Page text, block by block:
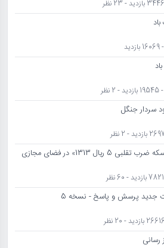
سردار جنگل
هشدار؛ مراقب «سکه ضرب تقلبی 5 ریال 1313» در فضای مجازی
جدید پرسش و پاسخ - نسخه 5
رسانی